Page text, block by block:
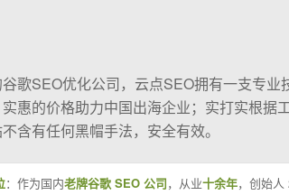
歌SEO优化公司，云点SEO拥有一支专
惠的价格助力中国出海企业；实打实根
含有任何黑帽手法，安全有效。
：作为国内老牌谷歌 SEO 公司，从业十余年，创始